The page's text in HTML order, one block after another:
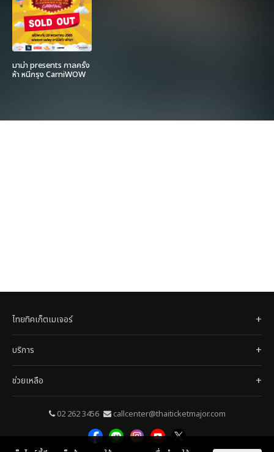
มาม่า presents กาลครั้ง
ห้า หนีกรุง CarniWOW
ไทยทิคเก็ตเมเจอร์
บริการ
ช่วยเหลือ
02 262 3456 callcenter@thaiticketmajor.com